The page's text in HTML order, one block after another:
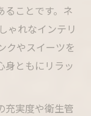
ることです。ネ
ゃれなインテリ
クやスイーツを
身ともにリラッ
充実度や衛生管